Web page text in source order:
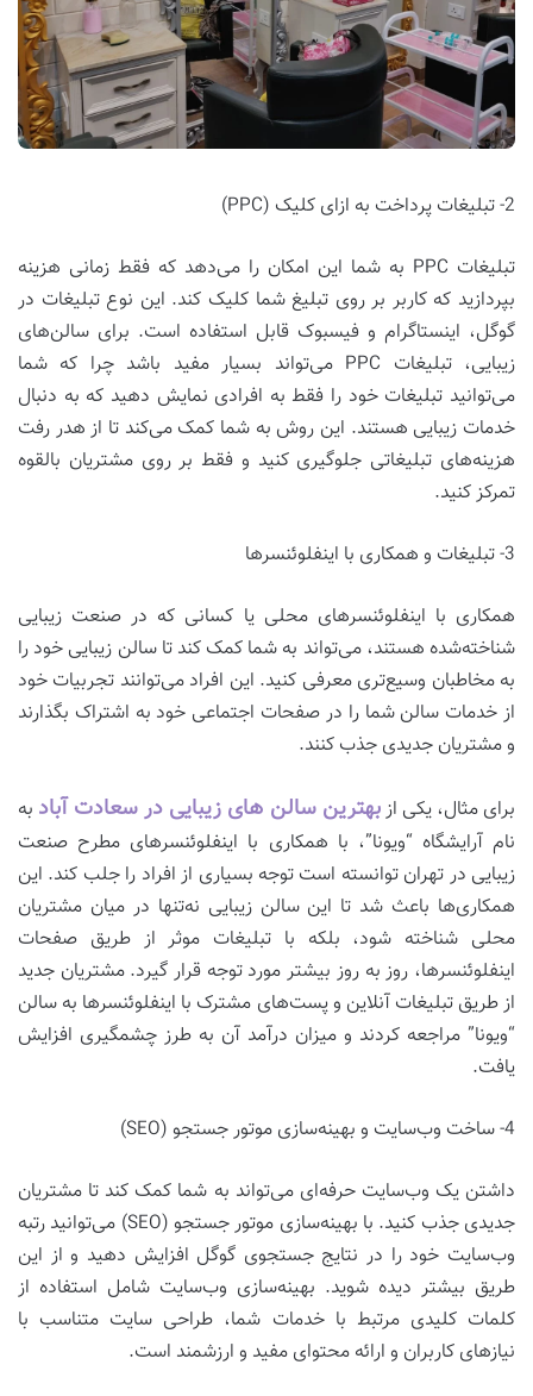
2- تبلیغات پرداخت به ازای کلیک (PPC)
تبلیغات PPC به شما این امکان را می‌دهد که فقط زمانی هزینه
بپردازید که کاربر بر روی تبلیغ شما کلیک کند. این نوع تبلیغات در
گوگل، اینستاگرام و فیسبوک قابل استفاده است. برای سالن‌های
زیبایی، تبلیغات PPC می‌تواند بسیار مفید باشد چرا که شما
می‌توانید تبلیغات خود را فقط به افرادی نمایش دهید که به دنبال
خدمات زیبایی هستند. این روش به شما کمک می‌کند تا از هدر رفت
هزینه‌های تبلیغاتی جلوگیری کنید و فقط بر روی مشتریان بالقوه
تمرکز کنید.
3- تبلیغات و همکاری با اینفلوئنسرها
همکاری با اینفلوئنسرهای محلی یا کسانی که در صنعت زیبایی
شناخته‌شده هستند، می‌تواند به شما کمک کند تا سالن زیبایی خود را
به مخاطبان وسیع‌تری معرفی کنید. این افراد می‌توانند تجربیات خود
از خدمات سالن شما را در صفحات اجتماعی خود به اشتراک بگذارند
و مشتریان جدیدی جذب کنند.
برای مثال، یکی ازبهترین سالن های زیبایی در سعادت آباد به
نام آرایشگاه “ویونا”، با همکاری با اینفلوئنسرهای مطرح صنعت
زیبایی در تهران توانسته است توجه بسیاری از افراد را جلب کند. این
همکاری‌ها باعث شد تا این سالن زیبایی نه‌تنها در میان مشتریان
محلی شناخته شود، بلکه با تبلیغات موثر از طریق صفحات
اینفلوئنسرها، روز به روز بیشتر مورد توجه قرار گیرد. مشتریان جدید
از طریق تبلیغات آنلاین و پست‌های مشترک با اینفلوئنسرها به سالن
“ویونا” مراجعه کردند و میزان درآمد آن به طرز چشمگیری افزایش
یافت.
4- ساخت وب‌سایت و بهینه‌سازی موتور جستجو (SEO)
داشتن یک وب‌سایت حرفه‌ای می‌تواند به شما کمک کند تا مشتریان
جدیدی جذب کنید. با بهینه‌سازی موتور جستجو (SEO) می‌توانید رتبه
وب‌سایت خود را در نتایج جستجوی گوگل افزایش دهید و از این
طریق بیشتر دیده شوید. بهینه‌سازی وب‌سایت شامل استفاده از
کلمات کلیدی مرتبط با خدمات شما، طراحی سایت متناسب با
نیازهای کاربران و ارائه محتوای مفید و ارزشمند است.